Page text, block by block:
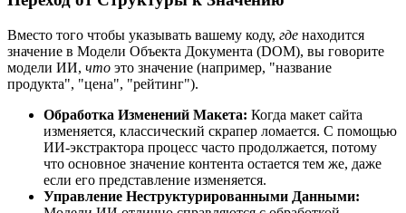
Вместо того чтобы указывать вашему коду, где находится
значение в Модели Объекта Документа (DOM), вы говорите
модели ИИ, что это значение (например, "название
продукта", "цена", "рейтинг").
Обработка Изменений Макета: Когда макет сайта
изменяется, классический скрапер ломается. С помощью
ИИ-экстрактора процесс часто продолжается, потому
что основное значение контента остается тем же, даже
если его представление изменяется.
Управление Неструктурированными Данными: